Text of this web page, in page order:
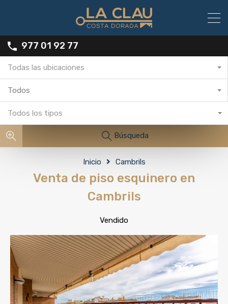
977 01 92 77
Todas las ubicaciones
Todos
Todos los tipos
Búsqueda
Inicio Cambrils
Venta de piso esquinero en
Cambrils
Vendido